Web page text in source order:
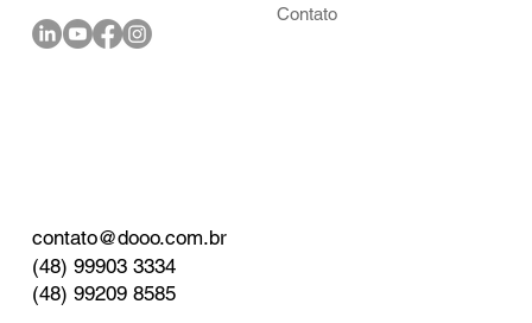
Contato
contato@dooo.com.br
(48) 99903 3334
(48) 99209 8585